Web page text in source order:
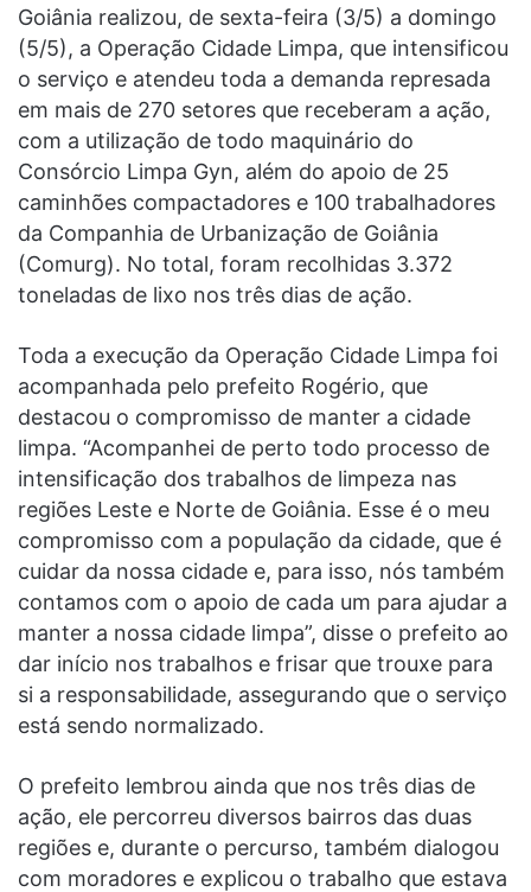
Goiânia realizou, de sexta-feira (3/5) a domingo
(5/5), a Operação Cidade Limpa, que intensificou
o serviço e atendeu toda a demanda represada
em mais de 270 setores que receberam a ação,
com a utilização de todo maquinário do
Consórcio Limpa Gyn, além do apoio de 25
caminhões compactadores e 100 trabalhadores
da Companhia de Urbanização de Goiânia
(Comurg). No total, foram recolhidas 3.372
toneladas de lixo nos três dias de ação.
Toda a execução da Operação Cidade Limpa foi
acompanhada pelo prefeito Rogério, que
destacou o compromisso de manter a cidade
limpa. “Acompanhei de perto todo processo de
intensificação dos trabalhos de limpeza nas
regiões Leste e Norte de Goiânia. Esse é o meu
compromisso com a população da cidade, que é
cuidar da nossa cidade e, para isso, nós também
contamos com o apoio de cada um para ajudar a
manter a nossa cidade limpa”, disse o prefeito ao
dar início nos trabalhos e frisar que trouxe para
si a responsabilidade, assegurando que o serviço
está sendo normalizado.
O prefeito lembrou ainda que nos três dias de
ação, ele percorreu diversos bairros das duas
regiões e, durante o percurso, também dialogou
com moradores e explicou o trabalho que estava